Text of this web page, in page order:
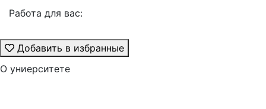
Работа для вас:
Добавить в избранные
О униерситете